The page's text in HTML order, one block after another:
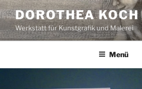
Zum
Inhalt
springen
DOROTHEA KOCH
Werkstatt für Kunstgrafik und Malerei
Menü